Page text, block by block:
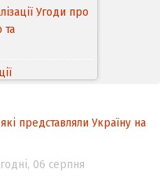
Угоди про
та
до
прав
(TRIPS) у
представляли Україну на
06 серпня